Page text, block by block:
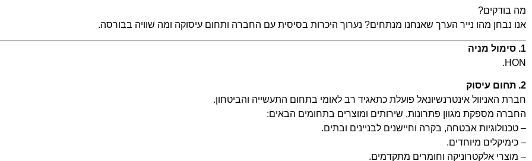
מה בודקים?
אנו נבחן מהו נייר הערך שאנחנו מנתחים? נערוך היכרות בסיסית עם החברה ותחום עיסוקה ומה שוויה בבורסה.
1. סימול מניה
HON.
2. תחום עיסוק
חברת האניוול אינטרנשיונאל פועלת כתאגיד רב לאומי בתחום התעשייה והביטחון.
החברה מספקת מגוון פתרונות, שירותים ומוצרים בתחומים הבאים:
– טכנולוגיות אבטחה, בקרה וחיישנים לבניינים ובתים.
– כימיקלים מיוחדים.
– מוצרי אלקטרוניקה וחומרים מתקדמים.